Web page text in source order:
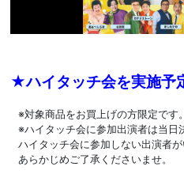
★ハイタッチ会を実施予
※対象商品をお買上げの方限定です。
※ハイタッチ会に参加出演者は当日
ハイタッチ会に参加しない出演者
あらかじめご了承くださいませ。